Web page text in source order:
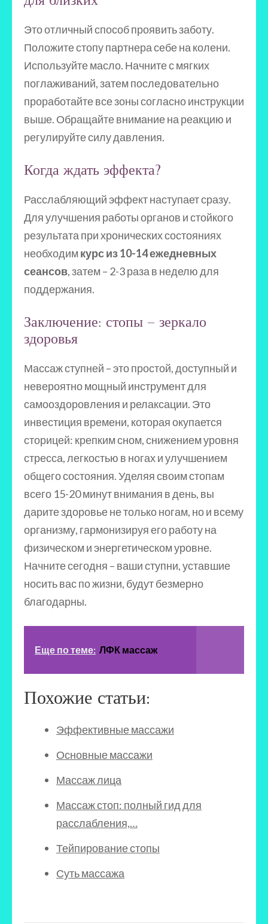
Это отличный способ проявить заботу.
Положите стопу партнера себе на колени.
Используйте масло. Начните с мягких
поглаживаний, затем последовательно
проработайте все зоны согласно инструкции
выше. Обращайте внимание на реакцию и
регулируйте силу давления.
Когда ждать эффекта?
Расслабляющий эффект наступает сразу.
Для улучшения работы органов и стойкого
результата при хронических состояниях
необходим курс из 10-14 ежедневных
сеансов, затем – 2-3 раза в неделю для
поддержания.
Заключение: стопы – зеркало
здоровья
Массаж ступней – это простой, доступный и
невероятно мощный инструмент для
самооздоровления и релаксации. Это
инвестиция времени, которая окупается
сторицей: крепким сном, снижением уровня
стресса, легкостью в ногах и улучшением
общего состояния. Уделяя своим стопам
всего 15-20 минут внимания в день, вы
дарите здоровье не только ногам, но и всему
организму, гармонизируя его работу на
физическом и энергетическом уровне.
Начните сегодня – ваши ступни, уставшие
носить вас по жизни, будут безмерно
благодарны.
Еще по теме: ЛФК массаж
Похожие статьи:
Эффективные массажи
Основные массажи
Массаж лица
Массаж стоп: полный гид для
расслабления,…
Тейпирование стопы
Суть массажа